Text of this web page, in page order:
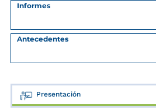
Informes
Antecedentes
Presentación